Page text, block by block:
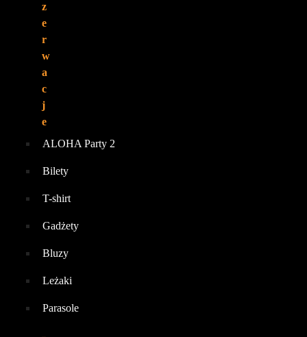
z
e
r
w
a
c
j
e
ALOHA Party 2
Bilety
T-shirt
Gadżety
Bluzy
Leżaki
Parasole